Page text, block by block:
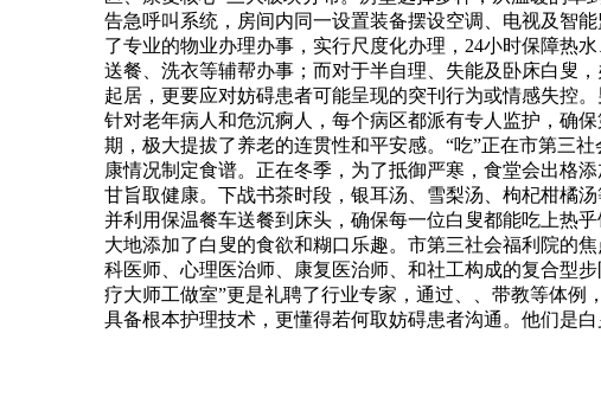
告急呼叫系统，房间内同一设置装备摆设空调、电视及智
了专业的物业办理办事，实行尺度化办理，24小时保障热
送餐、洗衣等辅帮办事；而对于半自理、失能及卧床白叟
起居，更要应对妨碍患者可能呈现的突刊行为或情感失控
针对老年病人和危沉痾人，每个病区都派有专人监护，确
期，极大提拔了养老的连贯性和平安感。“吃”正在市第三
康情况制定食谱。正在冬季，为了抵御严寒，食堂会出格
甘旨取健康。下战书茶时段，银耳汤、雪梨汤、枸杞柑橘
并利用保温餐车送餐到床头，确保每一位白叟都能吃上热
大地添加了白叟的食欲和糊口乐趣。市第三社会福利院的
科医师、心理医治师、康复医治师、和社工构成的复合型
疗大师工做室”更是礼聘了行业专家，通过、、带教等体
具备根本护理技术，更懂得若何取妨碍患者沟通。他们是